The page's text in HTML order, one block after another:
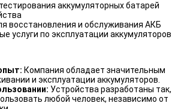
аккумуляторных батарей
восстановления и обслуживания АКБ
услуги по эксплуатации аккумуляторов
Компания обладает значительным
и эксплуатации аккумуляторов.
Устройства разработаны так,
любой человек, независимо от